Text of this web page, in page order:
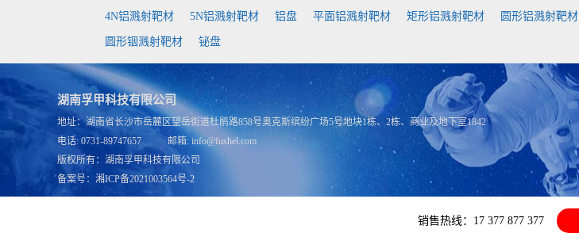
4N铝溅射靶材 5N铝溅射靶材 铝盘 平面铝溅射靶材 矩形铝溅射靶材 圆形铝溅射靶材
圆形铟溅射靶材 铋盘
湖南孚甲科技有限公司
地址：湖南省长沙市岳麓区望岳街道杜鹃路858号奥克斯缤纷广场5号地块1栋、2栋、商业及地下室1842
电话: 0731-89747657 邮箱: info@fushel.com
版权所有： 湖南孚甲科技有限公司
备案号： 湘ICP备2021003564号-2
销售热线：17 377 877 377